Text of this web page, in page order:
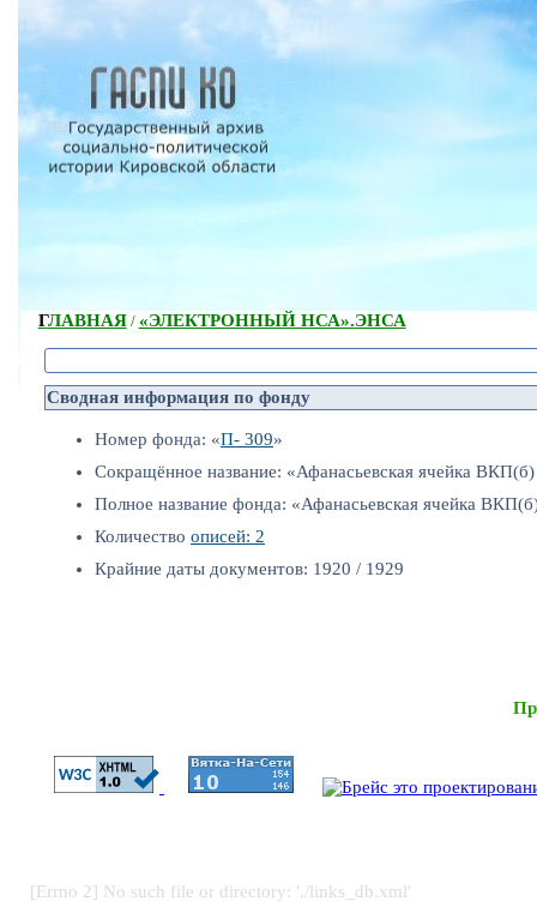
ГЛАВНАЯ/ «ЭЛЕКТРОННЫЙ НСА».ЭНСА
Сводная информация по фонду
Номер фонда: «П- 309»
Сокращённое название: «Афанасьевская ячейка
Полное название фонда: «Афанасьевская ячейка
Количество описей: 2
Крайние даты документов: 1920 / 1929
[Errno 2] No such file or directory: './links_db.xml'